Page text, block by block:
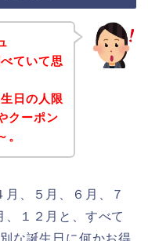
ていて思
日の人限
クーポン
。
、５月、６月、７
、１２月と、すべて
な誕生日に何かお得